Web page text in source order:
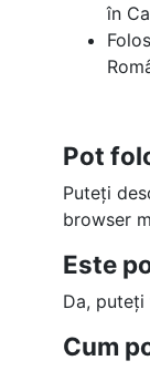
în
Pot
Puteți
browser
Este
Da,
Cum